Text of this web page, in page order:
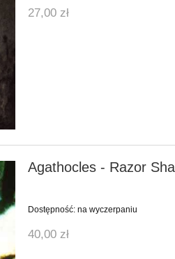
27,00 zł
Agathocles - Razor
Dostępność: na wyczerpaniu
40,00 zł